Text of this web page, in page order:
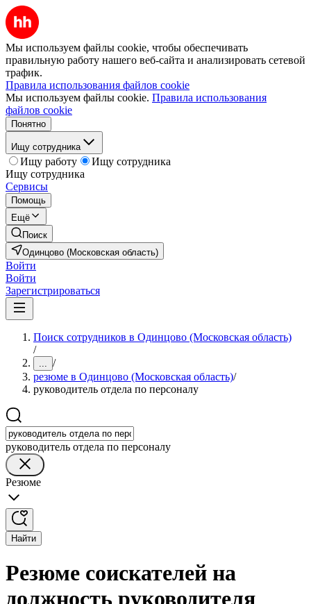
Мы используем файлы cookie, чтобы обеспечивать
правильную работу нашего веб-сайта и анализировать сетевой
трафик.
Правила использования файлов cookie
Мы используем файлы cookie. Правила использования
файлов cookie
Понятно
Ищу сотрудника
Ищу работу
Ищу сотрудника
Ищу сотрудника
Сервисы
Помощь
Ещё
Поиск
Одинцово (Московская область)
Войти
Войти
Зарегистрироваться
Поиск сотрудников в Одинцово (Московская область)
/
... /
резюме в Одинцово (Московская область)/
руководитель отдела по персоналу
руководитель отдела по персоналу
Резюме
Найти
Резюме соискателей на
должность руководителя